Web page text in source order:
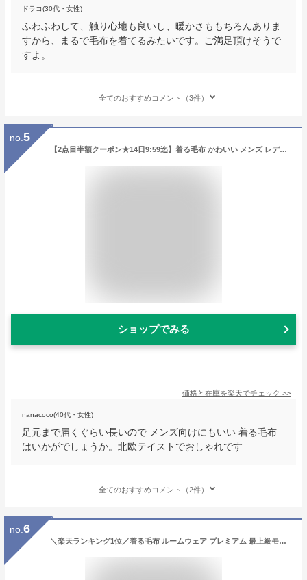
ドラコ(30代・女性)
ふわふわして、触り心地も良いし、暖かさももちろんありま
すから、まるで毛布を着てるみたいです。ご満足頂けそうで
すよ。
全てのおすすめコメント（3件）
no. 5
【2点目半額クーポン★14日9:59迄】着る毛布 かわいい メンズ レディース 子供 軽い 暖かい 冬用 もこもこ ロング 110cm丈 ふわふわ あったか 厚手 冷え対策 着る 毛布 ルームウェア あったかグッズ パジャマ 冬 可愛い 長袖 秋冬 前開き 洗える 北欧 新生活 ガウン[cp10]
ショップでみる
価格と在庫を楽天でチェック >>
nanacoco(40代・女性)
足元まで届くぐらい長いので メンズ向けにもいい 着る毛布
はいかがでしょうか。北欧テイストでおしゃれです
全てのおすすめコメント（2件）
no. 6
＼楽天ランキング1位／着る毛布 ルームウェア プレミアム 最上級モデル もこもこ あったか 冬 ロング メンズ レディース メンズ パジャマ ナイトウェア 部屋着 かわいい おしゃれ ガウン ふわふわ 秋冬 グルーニー